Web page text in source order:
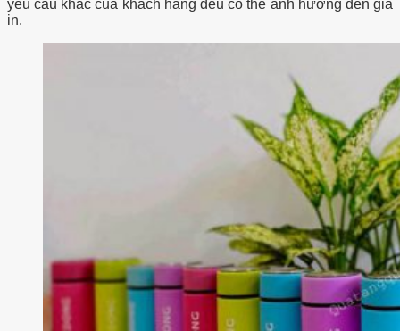
yêu cầu khác của khách hàng đều có thể ảnh hưởng đến giá
in.